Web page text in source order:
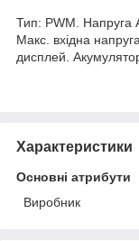
Тип: PWM. Напруга
Макс. вхідна
дисплей.
Характеристики
Основні атрибути
Виробник